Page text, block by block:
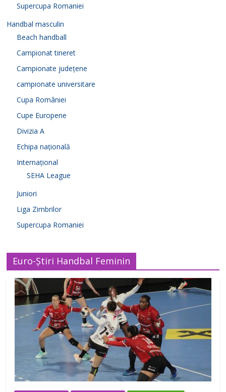
Supercupa Romaniei
Handbal masculin
Beach handball
Campionat tineret
Campionate județene
campionate universitare
Cupa României
Cupe Europene
Divizia A
Echipa națională
Internațional
SEHA League
Juniori
Liga Zimbrilor
Supercupa Romaniei
Euro-Știri Handbal Feminin